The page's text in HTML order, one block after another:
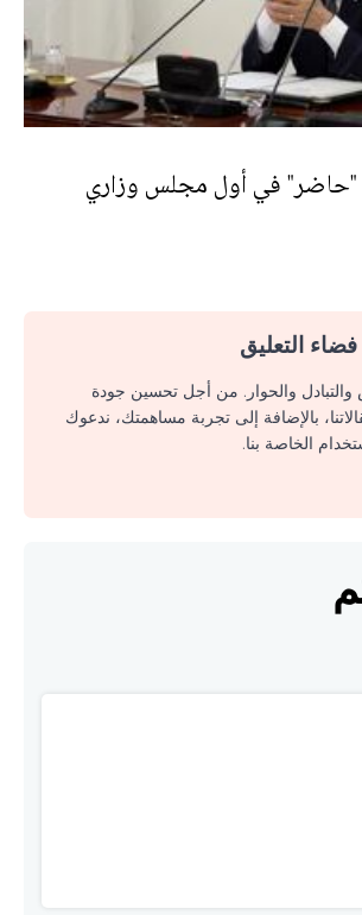
"حاضر" في أول مجلس وزاري
التعليق
والتبادل والحوار. من أجل تحسين جودة
بالإضافة إلى تجربة مساهمتك، ندعوك
الخاصة بنا.